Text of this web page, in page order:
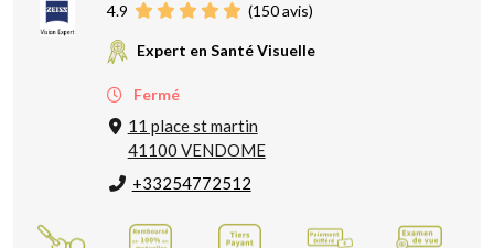
4.9 (150avis)
Expert en Santé Visuelle
Fermé
11 place st martin
41100 VENDOME
+33254772512